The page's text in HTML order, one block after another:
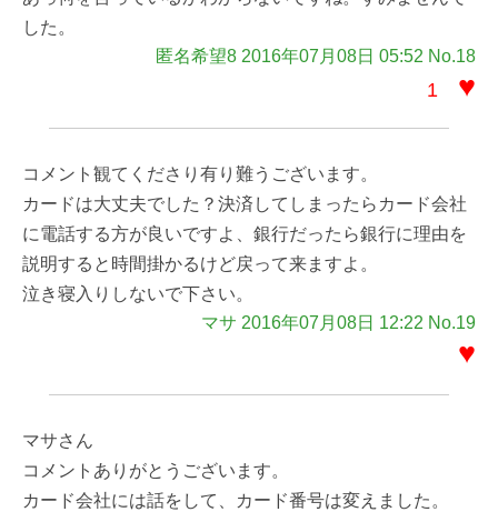
した。
匿名希望8 2016年07月08日 05:52 No.18
1 ♥
コメント観てくださり有り難うございます。
カードは大丈夫でした？決済してしまったらカード会社
に電話する方が良いですよ、銀行だったら銀行に理由を
説明すると時間掛かるけど戻って来ますよ。
泣き寝入りしないで下さい。
マサ 2016年07月08日 12:22 No.19
♥
マサさん
コメントありがとうございます。
カード会社には話をして、カード番号は変えました。